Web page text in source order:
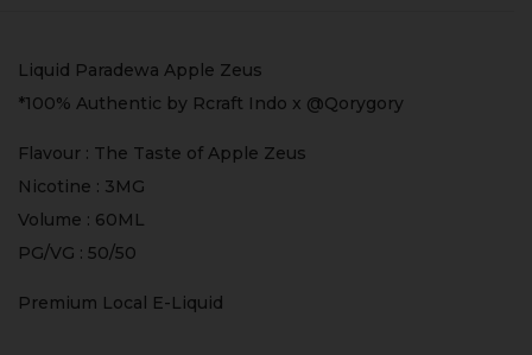
Liquid Paradewa Apple Zeus
*100% Authentic by Rcraft Indo x @Qorygory
Flavour : The Taste of Apple Zeus
Nicotine : 3MG
Volume : 60ML
PG/VG : 50/50
Premium Local E-Liquid